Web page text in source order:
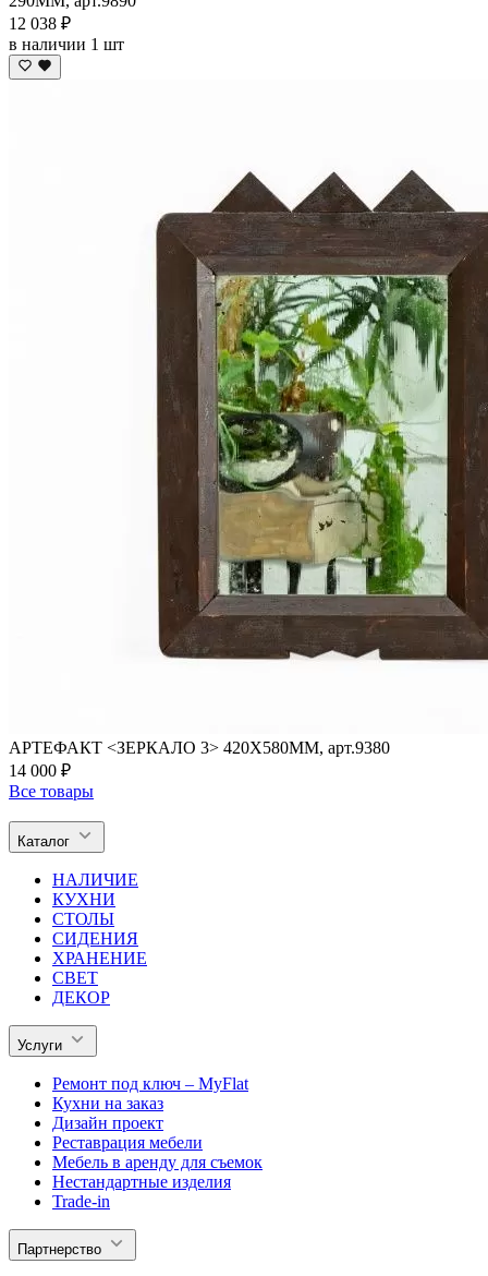
12 038 ₽
в наличии 1 шт
АРТЕФАКТ <ЗЕРКАЛО 3> 420Х580ММ, арт.9380
14 000 ₽
Все товары
Каталог
НАЛИЧИЕ
КУХНИ
СТОЛЫ
СИДЕНИЯ
ХРАНЕНИЕ
СВЕТ
ДЕКОР
Услуги
Ремонт под ключ – MyFlat
Кухни на заказ
Дизайн проект
Реставрация мебели
Мебель в аренду для съемок
Нестандартные изделия
Trade-in
Партнерство